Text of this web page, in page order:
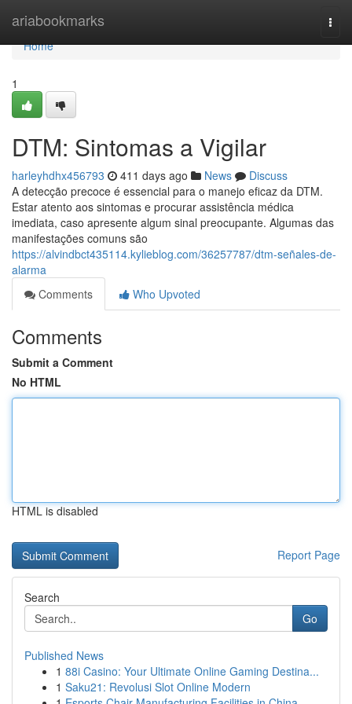
ariabookmarks
Home
Home
1
DTM: Sintomas a Vigilar
harleyhdhx456793 411 days ago News
Discuss
A detecção precoce é essencial para o manejo eficaz da DTM.
Estar atento aos sintomas e procurar assistência médica
imediata, caso apresente algum sinal preocupante. Algumas das
manifestações comuns são
https://alvindbct435114.kylieblog.com/36257787/dtm-señales-de-
alarma
Comments
Who Upvoted
Comments
Submit a Comment
No HTML
HTML is disabled
Report Page
Search
Go
Published News
1 88i Casino: Your Ultimate Online Gaming Destina...
1 Saku21: Revolusi Slot Online Modern